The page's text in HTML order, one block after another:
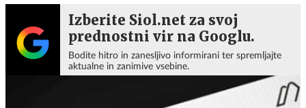
Izberite Siol.net za svoj
prednostni vir na Googlu.
Bodite hitro in zanesljivo informirani ter spremljajte
aktualne in zanimive vsebine.